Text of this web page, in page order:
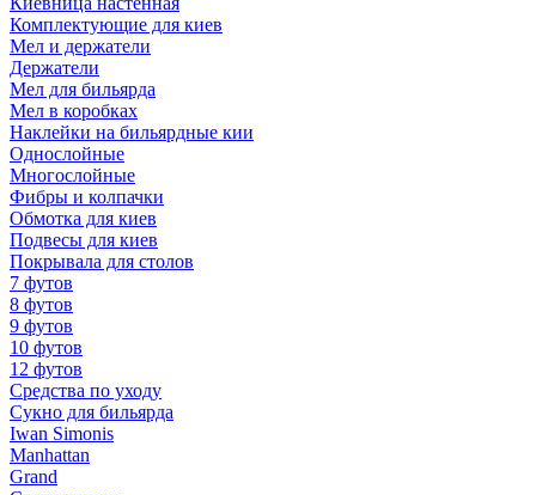
Комплектующие для киев
Мел и держатели
Держатели
Мел для бильярда
Мел в коробках
Наклейки на бильярдные кии
Однослойные
Многослойные
Фибры и колпачки
Обмотка для киев
Подвесы для киев
Покрывала для столов
7 футов
8 футов
9 футов
10 футов
12 футов
Средства по уходу
Сукно для бильярда
Iwan Simonis
Manhattan
Grand